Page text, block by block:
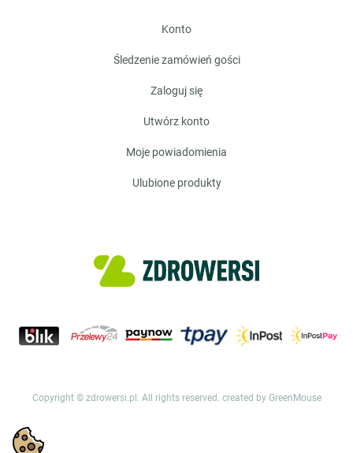
konto
śledzenie zamówień gości
zaloguj się
utwórz konto
moje powiadomienia
ulubione produkty
Copyright © zdrowersi.pl. All rights reserved. created by GreenMouse